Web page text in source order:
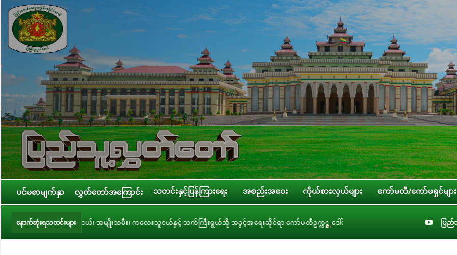
ပင်မစာမျက်နှာ လွှတ်တော်အကြောင်း သတင်းနှင့်ပြန်ကြားရေး အစည်းအဝေး ကိုယ်စားလှယ်များ ကော်မတီ/ကော်မရှင်များ
နောက်ဆုံးရသတင်းများ
အမျိုးသမီး၊ ကလေးသူငယ်နှင့် သက်ကြီးရွယ်အို အခွင့်အရေးဆိုင်ရာ ကော်မတီဥက္ကဋ္ဌ ဒေါ်ဝင်းမော်ထွန်း နိုင်ငံတကာခေါင်းဆောင်မှုကောလိပ် (ILC) မှ တာဝန်ရှိပုဂ္
ပြ